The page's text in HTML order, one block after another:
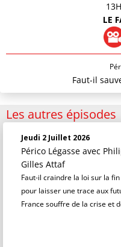
LE
Faut-il
Les autres épisodes
Jeudi 2 Juillet 2026
Périco Légasse avec
Gilles Attaf
Faut-il craindre la loi sur la
pour laisser une trace aux
France souffre de la crise et